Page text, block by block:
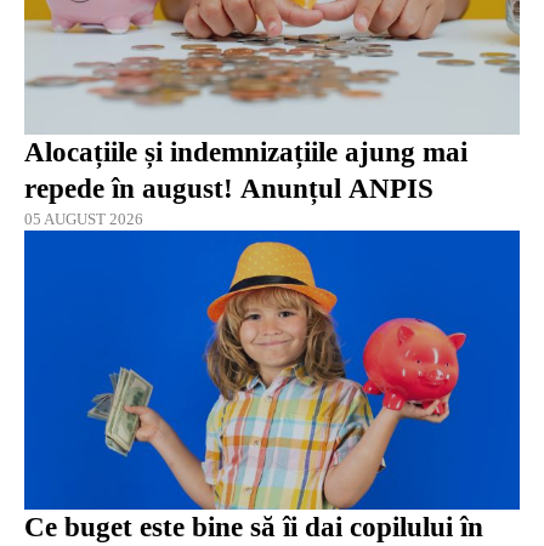
Alocațiile și indemnizațiile ajung mai
repede în august! Anunțul ANPIS
05 AUGUST 2026
Ce buget este bine să îi dai copilului în